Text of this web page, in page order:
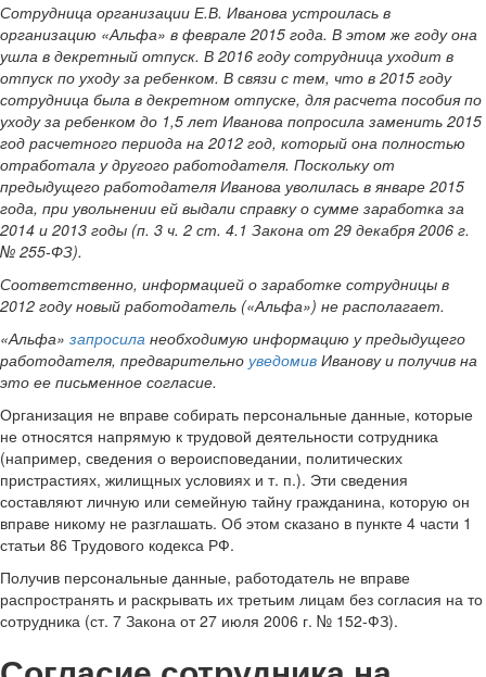
Сотрудница организации Е.В. Иванова устроилась в
организацию «Альфа» в феврале 2015 года. В этом же году она
ушла в декретный отпуск. В 2016 году сотрудница уходит в
отпуск по уходу за ребенком. В связи с тем, что в 2015 году
сотрудница была в декретном отпуске, для расчета пособия по
уходу за ребенком до 1,5 лет Иванова попросила заменить 2015
год расчетного периода на 2012 год, который она полностью
отработала у другого работодателя. Поскольку от
предыдущего работодателя Иванова уволилась в январе 2015
года, при увольнении ей выдали справку о сумме заработка за
2014 и 2013 годы (п. 3 ч. 2 ст. 4.1 Закона от 29 декабря 2006 г.
№ 255-ФЗ).
Соответственно, информацией о заработке сотрудницы в
2012 году новый работодатель («Альфа») не располагает.
«Альфа» запросила необходимую информацию у предыдущего
работодателя, предварительно уведомив Иванову и получив на
это ее письменное согласие.
Организация не вправе собирать персональные данные, которые
не относятся напрямую к трудовой деятельности сотрудника
(например, сведения о вероисповедании, политических
пристрастиях, жилищных условиях и т. п.). Эти сведения
составляют личную или семейную тайну гражданина, которую он
вправе никому не разглашать. Об этом сказано в пункте 4 части 1
статьи 86 Трудового кодекса РФ.
Получив персональные данные, работодатель не вправе
распространять и раскрывать их третьим лицам без согласия на то
сотрудника (ст. 7 Закона от 27 июля 2006 г. № 152-ФЗ).